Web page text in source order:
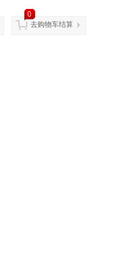
0
去购物车结算